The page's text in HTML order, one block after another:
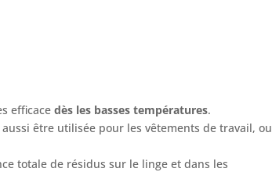
efficacedès les basses températures.
être utilisée pour les vêtements de travail, ou
totale de résidus sur le linge et dans les